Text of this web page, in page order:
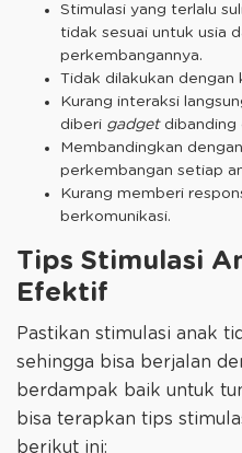
Stimulasi yang terlalu
tidak sesuai untuk usia
perkembangannya.
Tidak dilakukan dengan
Kurang interaksi
diberi gadget dibanding
Membandingkan
perkembangan setiap
Kurang memberi
berkomunikasi.
Tips Stimulasi
Efektif
Pastikan stimulasi anak
sehingga bisa berjalan
berdampak baik untuk
bisa terapkan tips
berikut ini: